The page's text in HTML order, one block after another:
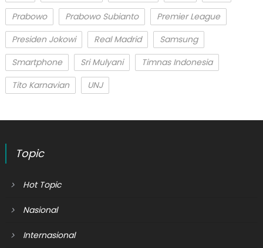
Prabowo
Prabowo Subianto
Premier League
Presiden Jokowi
Real Madrid
Samsung
Smartphone
Sri Mulyani
Timnas Indonesia
Tito Karnavian
UNJ
Topic
Hot Topic
Nasional
Internasional